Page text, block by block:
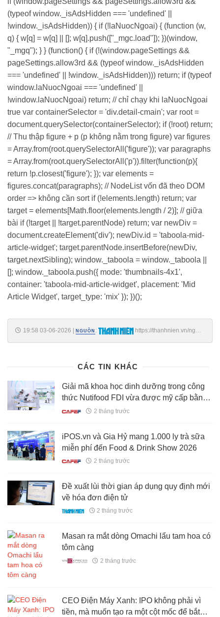
(typeof window._isAdsHidden === 'undefined' ||
!window._isAdsHidden)) { if (!laNuocNgoai) { (function (w,
q) { w[q] = w[q] || []; w[q].push(["_mgc.load"]); })(window,
"_mgq"); } } (function() { if (!(window.pageSettings &&
pageSettings.allow3rd && (typeof window._isAdsHidden
=== 'undefined' || !window._isAdsHidden))) return; if (typeof
window.laNuocNgoai === 'undefined' ||
!window.laNuocNgoai) return; // chỉ chạy khi laNuocNgoai
true var containerSelector = 'div.detail-cmain'; var root =
document.querySelector(containerSelector); if (!root) return;
// Thu thập figure + p (p không nằm trong figure) var figures
= Array.from(root.querySelectorAll('figure')); var paragraphs
= Array.from(root.querySelectorAll('p')).filter(function(p){
return !p.closest('figure'); }); var elements =
figures.concat(paragraphs); // NodeList vốn đã theo DOM
order => không cần sort if (!elements.length) return; var
target = elements[Math.floor(elements.length / 2)]; // giữa
bài if (!target || !target.parentNode) return; var newDiv =
document.createElement('div'); newDiv.id = 'taboola-mid-
article-widget'; target.parentNode.insertBefore(newDiv,
target.nextSibling); window._taboola = window._taboola ||
[]; window._taboola.push({ mode: 'thumbnails-4x1',
container: 'taboola-mid-article-widget', placement: 'Mid
Article Widget', target_type: 'mix' }); })();
19:58 03-06-2026 | NGUỒN :
https://thanhnien.vn/ngan-
CÁC TIN KHÁC
Giải mã khoa học dinh dưỡng trong công
thức Nutifood FDI vừa được mỹ cấp bằng
sáng chế 2 tháng trước
iPOS.vn và Gia Hỷ mang 1.000 ly trà sữa
miễn phí đến Food & Drink Show 2026
2 tháng trước
Đề xuất lùi thời gian áp dụng quy định mới
về hóa đơn điện tử
2 tháng trước
Masan ra mắt dòng Omachi lẩu tam hoa có
tôm càng
2 tháng trước
CEO Điện Máy Xanh: IPO không phải vì
tiền, mà muốn tạo ra một cột mốc để bắt